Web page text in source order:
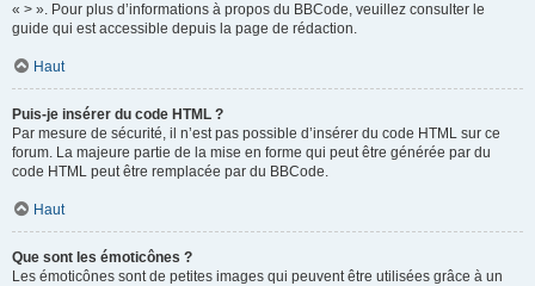
« > ». Pour plus d’informations à propos du BBCode, veuillez consulter le
guide qui est accessible depuis la page de rédaction.
Haut
Puis-je insérer du code HTML ?
Par mesure de sécurité, il n’est pas possible d’insérer du code HTML sur ce
forum. La majeure partie de la mise en forme qui peut être générée par du
code HTML peut être remplacée par du BBCode.
Haut
Que sont les émoticônes ?
Les émoticônes sont de petites images qui peuvent être utilisées grâce à un